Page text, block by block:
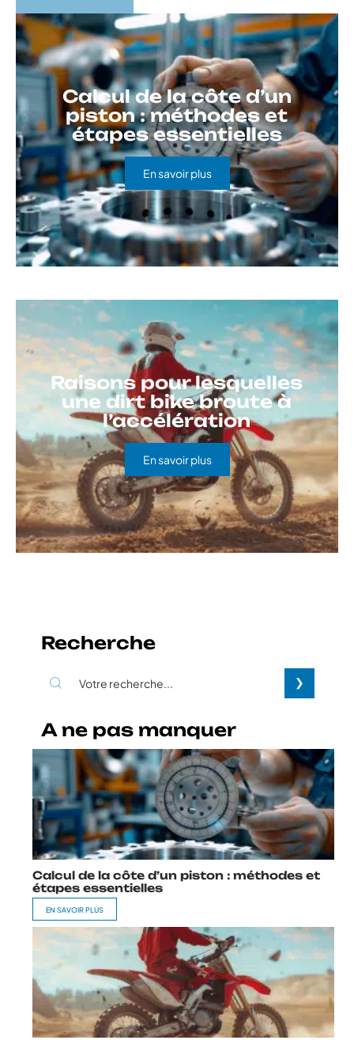
Calcul de la côte d’un
piston : méthodes et
étapes essentielles
En savoir plus
Raisons pour lesquelles
une dirt bike broute à
l’accélération
En savoir plus
Recherche
A ne pas manquer
Calcul de la côte d’un piston : méthodes et
étapes essentielles
EN SAVOIR PLUS